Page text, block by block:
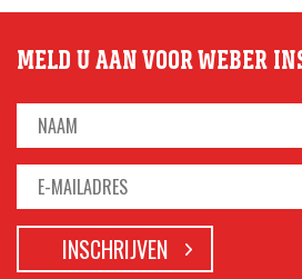
MELD U AAN VOOR WEBER